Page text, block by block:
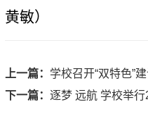
黄敏）
上一篇： 学校召开“双特色”
下一篇： 逐梦 远航 学校举